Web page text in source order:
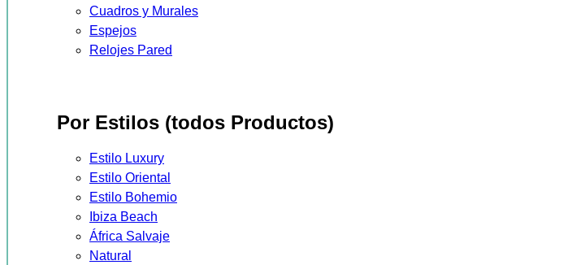
Cuadros y Murales
Espejos
Relojes Pared
Por Estilos (todos Productos)
Estilo Luxury
Estilo Oriental
Estilo Bohemio
Ibiza Beach
África Salvaje
Natural